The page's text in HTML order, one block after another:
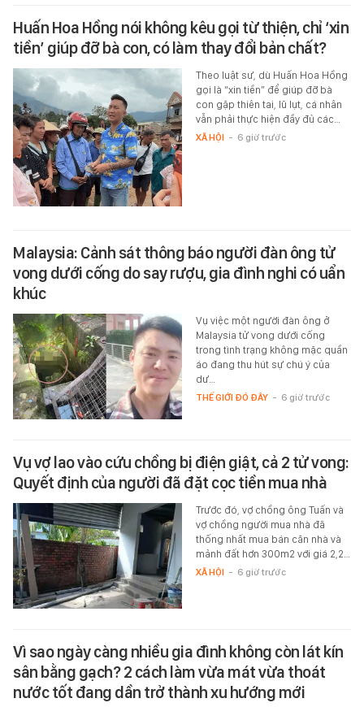
Huấn Hoa Hồng nói không kêu gọi từ thiện, chỉ ‘xin
tiền’ giúp đỡ bà con, có làm thay đổi bản chất?
Theo luật sư, dù Huấn Hoa Hồng
gọi là “xin tiền” để giúp đỡ bà
con gặp thiên tai, lũ lụt, cá nhân
vẫn phải thực hiện đầy đủ các…
XÃ HỘI - 6 giờ trước
Malaysia: Cảnh sát thông báo người đàn ông tử
vong dưới cống do say rượu, gia đình nghi có uẩn
khúc
Vụ việc một người đàn ông ở
Malaysia tử vong dưới cống
trong tình trạng không mặc quần
áo đang thu hút sự chú ý của
dư…
THẾ GIỚI ĐÓ ĐÂY - 6 giờ trước
Vụ vợ lao vào cứu chồng bị điện giật, cả 2 tử vong:
Quyết định của người đã đặt cọc tiền mua nhà
Trước đó, vợ chồng ông Tuấn và
vợ chồng người mua nhà đã
thống nhất mua bán căn nhà và
mảnh đất hơn 300m2 với giá 2,2…
XÃ HỘI - 6 giờ trước
Vì sao ngày càng nhiều gia đình không còn lát kín
sân bằng gạch? 2 cách làm vừa mát vừa thoát
nước tốt đang dần trở thành xu hướng mới